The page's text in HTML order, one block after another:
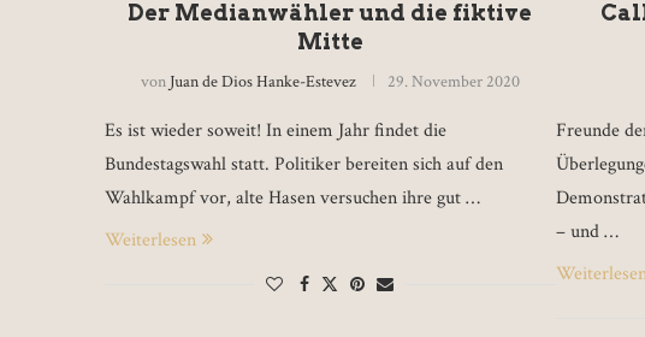
Der Medianwähler und die fiktive
Mitte
von Juan de Dios Hanke-Estevez 29. November 2020
Es ist wieder soweit! In einem Jahr findet die
Bundestagswahl statt. Politiker bereiten sich auf den
Wahlkampf vor, alte Hasen versuchen ihre gut …
Weiterlesen
Freunde
– und …